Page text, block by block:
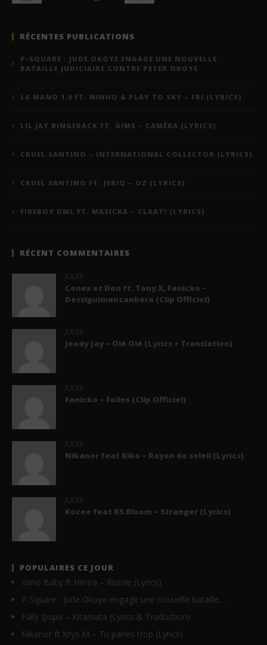
RÉCENTES PUBLICATIONS
P-SQUARE : JUDE OKOYE ENGAGE UNE NOUVELLE
BATAILLE JUDICIAIRE CONTRE PETER OKOYE
LA MANO 1.9 FT. NINHO & PLAY TO SKY – FBI (LYRICS)
LIL JAY BINGERACK FT. GIMS – CAMÉRA (LYRICS)
CRUEL SANTINO – INTERNATIONAL COLLECTOR (LYRICS)
CRUEL SANTINO FT. JERIQ – OZ (LYRICS)
FIREBOY DML FT. MASICKA – CLAAT! (LYRICS)
RÉCENT COMMENTAIRES
JULES
Conex et Don ft. Tony X, Fanicko –
Dessiguimanzanbera (Clip Officiel)
JULES
Jeady Jay – Olé Olé (Lyrics + Translation)
JULES
Fanicko – Folies (Clip Officiel)
JULES
Nikanor feat Kiko – Rayon de soleil (Lyrics)
JULES
Kocee feat KS Bloom – Stranger (Lyrics)
POPULAIRES CE JOUR
Vano Baby ft Himra – Russie (Lyrics)
P-Square : Jude Okoye engage une nouvelle bataille…
Fally Ipupa – Kitamata (Lyrics & Traduction)
Nikanor ft Krys M – Tu parles trop (Lyrics)